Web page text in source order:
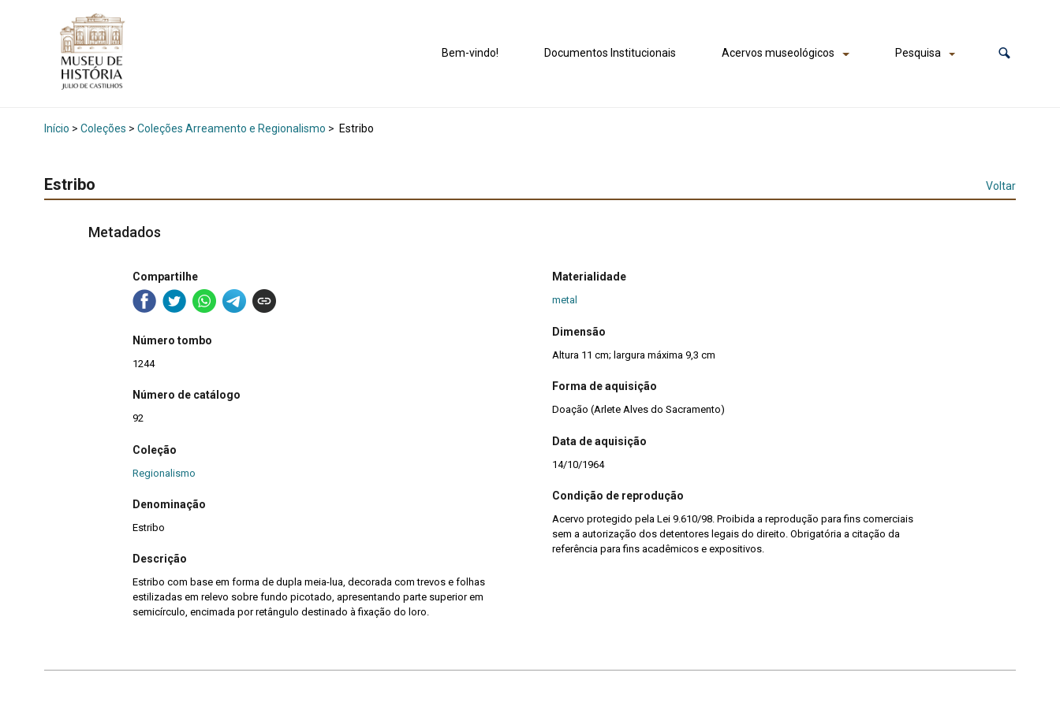
Bem-vindo! Documentos Institucionais Acervos museológicos Pesquisa
Início > Coleções > Coleções Arreamento e Regionalismo > Estribo
Estribo Voltar
Metadados
Compartilhe
Número tombo
1244
Número de catálogo
92
Coleção
Regionalismo
Denominação
Estribo
Descrição
Estribo com base em forma de dupla meia-lua, decorada com trevos e folhas
estilizadas em relevo sobre fundo picotado, apresentando parte superior em
semicírculo, encimada por retângulo destinado à fixação do loro.
Materialidade
metal
Dimensão
Altura 11 cm; largura máxima 9,3 cm
Forma de aquisição
Doação (Arlete Alves do Sacramento)
Data de aquisição
14/10/1964
Condição de reprodução
Acervo protegido pela Lei 9.610/98. Proibida a reprodução para fins comerciais
sem a autorização dos detentores legais do direito. Obrigatória a citação da
referência para fins acadêmicos e expositivos.